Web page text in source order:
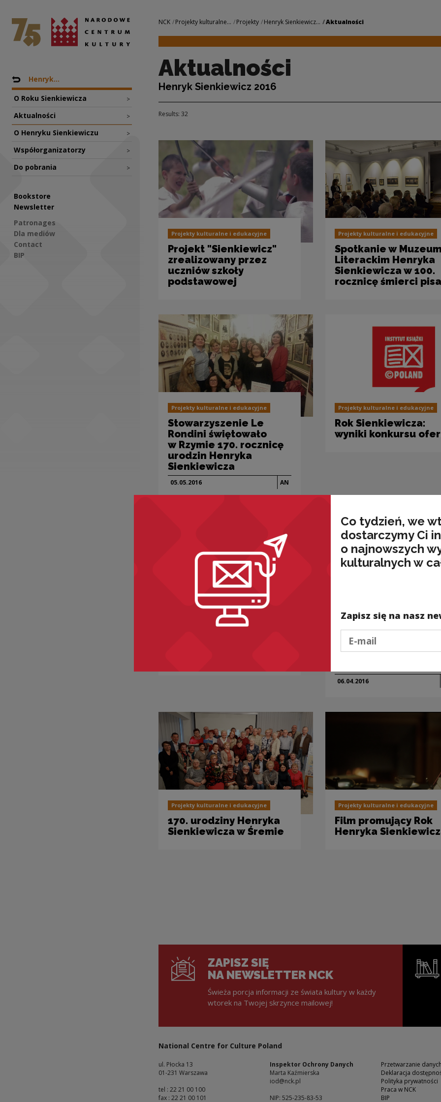
Aktualności | Narodowe Centrum
National Centre for Culture Poland
Nawigacja
Back to: Projekty
Henryk...
O Roku Sienkiewicza >
Aktualności >
O Henryku Sienkiewiczu >
Współorganizatorzy >
Do pobrania >
Bookstore
Newsletter
Patronages
Dla mediów
Contact
BIP
Navigation
NCK Projekty kulturalne... Projekty Henryk Sienkiewicz... Aktualności
Aktualności
Henryk Sienkiewicz 2016
Results: 32
Projekty kulturalne i edukacyjne
Projekt "Sienkiewicz"
zrealizowany przez
uczniów szkoły
podstawowej
Projekty kulturalne i edukacyjne
Spotkanie w Muzeum
Literackim Henryka
Sienkiewicza w 100.
rocznicę śmierci
Projekty kulturalne i edukacyjne
Stowarzyszenie Le
Rondini świętowało
w Rzymie 170. rocznicę
urodzin Henryka
Sienkiewicza
05.05.2016 AN
Projekty kulturalne i edukacyjne
Rok Sienkiewicza:
wyniki konkursu
Projekty kulturalne i edukacyjne
„Nie ‚Na marne’.
"Sienkiewicz laureat
literackiej nagrody
Nobla" - wystawa
w ramach Dni
06.04.2016
Projekty kulturalne i edukacyjne
170. urodziny Henryka
Sienkiewicza w Śremie
Projekty kulturalne i edukacyjne
Film promujący Rok
Henryka
ZAPISZ SIĘ
NA NEWSLETTER NCK
Świeża porcja informacji ze świata kultury w każdy
wtorek na Twojej skrzynce mailowej!
National Centre for Culture Poland
ul. Płocka 13
01-231 Warszawa
tel : 22 21 00 100
fax : 22 21 00 101
Inspektor Ochrony Danych
Marta Kaźmierska
iod@nck.pl
NIP: 525-235-83-53
Przetwarzanie
Deklaracja
Polityka prywatności
Praca w NCK
BIP
Co tydzień, we
dostarczymy Ci
o najnowszych
kulturalnych w
Zapisz się na nasz